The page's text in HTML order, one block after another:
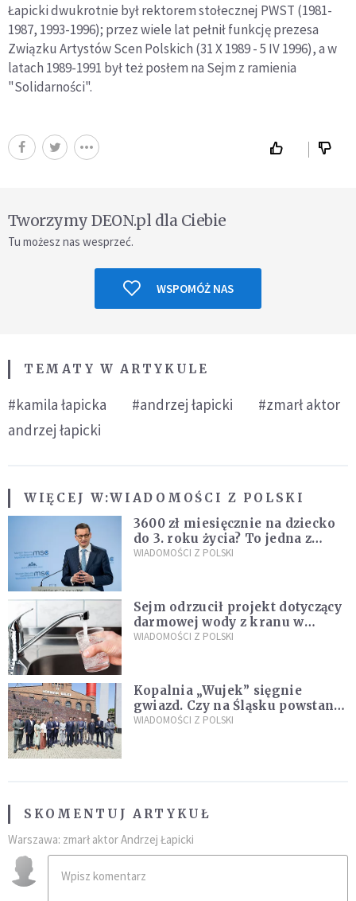
Łapicki dwukrotnie był rektorem stołecznej PWST (1981-
1987, 1993-1996); przez wiele lat pełnił funkcję prezesa
Związku Artystów Scen Polskich (31 X 1989 - 5 IV 1996), a w
latach 1989-1991 był też posłem na Sejm z ramienia
"Solidarności".
Tworzymy DEON.pl dla Ciebie
Tu możesz nas wesprzeć.
WSPOMÓŻ NAS
TEMATY W ARTYKULE
#kamila łapicka #andrzej łapicki
#zmarł aktor
andrzej łapicki
WIĘCEJ W:WIADOMOŚCI Z POLSKI
3600 zł miesięcznie na dziecko
do 3. roku życia? To jedna z
propozycji programu "Rozwój
WIADOMOŚCI Z POLSKI
Sejm odrzucił projekt dotyczący
darmowej wody z kranu w
restauracjach
WIADOMOŚCI Z POLSKI
Kopalnia „Wujek” sięgnie
gwiazd. Czy na Śląsku powstanie
„Dolina Krzemowa”?
WIADOMOŚCI Z POLSKI
SKOMENTUJ ARTYKUŁ
Warszawa: zmarł aktor Andrzej Łapicki